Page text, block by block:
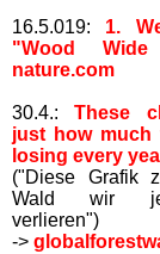
16.5.019: 1.
"Wood Wide
nature.com
30.4.:These
just how much
losing every
("Diese Grafik
Wald wir
verlieren")
->